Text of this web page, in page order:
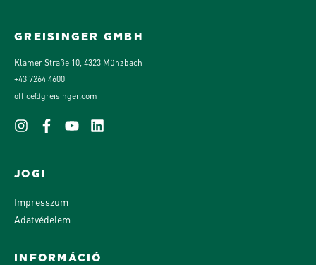
GREISINGER GMBH
Klamer Straße 10, 4323 Münzbach
+43 7264 4600
office@greisinger.com
JOGI
Impresszum
Adatvédelem
INFORMÁCIÓ